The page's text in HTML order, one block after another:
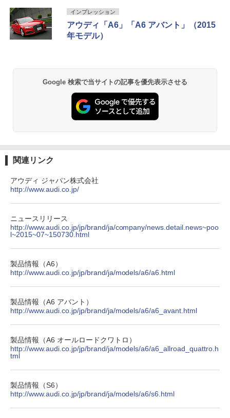
インプレッション
アウディ「A6」「A6 アバント」（2015
年モデル）
Google 検索で当サイトの記事を優先表示させる
関連リンク
アウディ ジャパン株式会社
http://www.audi.co.jp/
ニュースリリース
http://www.audi.co.jp/jp/brand/ja/company/news.detail.news~poo
l~2015~07~150730.html
製品情報（A6）
http://www.audi.co.jp/jp/brand/ja/models/a6/a6.html
製品情報（A6 アバント）
http://www.audi.co.jp/jp/brand/ja/models/a6/a6_avant.html
製品情報（A6 オールロードクワトロ）
http://www.audi.co.jp/jp/brand/ja/models/a6/a6_allroad_quattro.h
tml
製品情報（S6）
http://www.audi.co.jp/jp/brand/ja/models/a6/s6.html